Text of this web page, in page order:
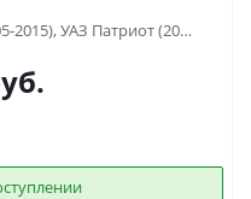
УАЗ Патриот (2005-2015), УАЗ Патриот (2015-2018), УАЗ Хантер (2003-...)